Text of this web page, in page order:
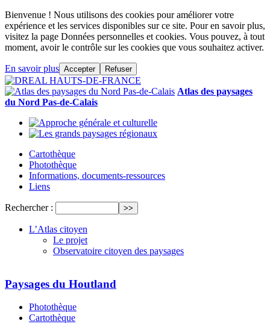
Bienvenue ! Nous utilisons des cookies pour améliorer votre
expérience et les services disponibles sur ce site. Pour en savoir plus,
visitez la page Données personnelles et cookies. Vous pouvez, à tout
moment, avoir le contrôle sur les cookies que vous souhaitez activer.
En savoir plus Accepter Refuser
Atlas des paysages
du Nord Pas-de-Calais
Cartothèque
Photothèque
Informations, documents-ressources
Liens
Rechercher :
L’Atlas citoyen
Le projet
Observatoire citoyen des paysages
Paysages du Houtland
Photothèque
Cartothèque